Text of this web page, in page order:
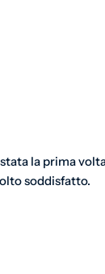
la prima
soddisfatto.